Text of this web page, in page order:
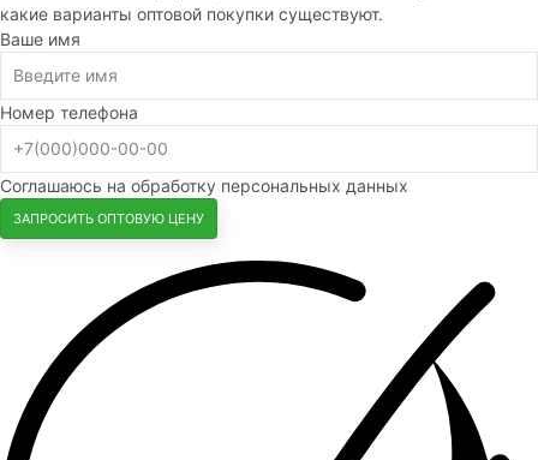
какие варианты оптовой покупки существуют.
Ваше имя
Номер телефона
Соглашаюсь на обработку персональных данных
ЗАПРОСИТЬ ОПТОВУЮ ЦЕНУ